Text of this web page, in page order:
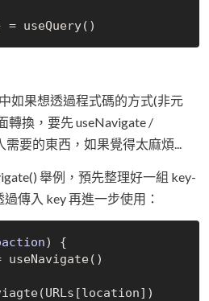
如果想透過程式碼的方式(非元
轉換，要先 useNavigate /
需要的東西，如果覺得太麻煩...
舉例，預先整理好一組 key-
傳入 key 再進一步使用：
) {
useNavigate()